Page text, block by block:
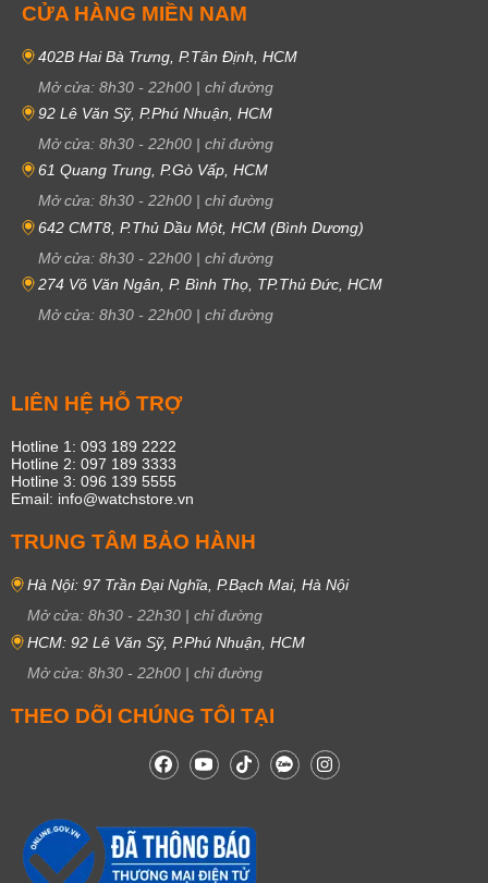
CỬA HÀNG MIỀN NAM
402B Hai Bà Trưng, P.Tân Định, HCM
Mở cửa: 8h30 - 22h00 | chỉ đường
92 Lê Văn Sỹ, P.Phú Nhuận, HCM
Mở cửa: 8h30 - 22h00 | chỉ đường
61 Quang Trung, P.Gò Vấp, HCM
Mở cửa: 8h30 - 22h00 | chỉ đường
642 CMT8, P.Thủ Dầu Một, HCM (Bình Dương)
Mở cửa: 8h30 - 22h00 | chỉ đường
274 Võ Văn Ngân, P. Bình Thọ, TP.Thủ Đức, HCM
Mở cửa: 8h30 - 22h00 | chỉ đường
LIÊN HỆ HỖ TRỢ
Hotline 1: 093 189 2222
Hotline 2: 097 189 3333
Hotline 3: 096 139 5555
Email: info@watchstore.vn
TRUNG TÂM BẢO HÀNH
Hà Nội: 97 Trần Đại Nghĩa, P.Bạch Mai, Hà Nội
Mở cửa: 8h30 - 22h30 | chỉ đường
HCM: 92 Lê Văn Sỹ, P.Phú Nhuận, HCM
Mở cửa: 8h30 - 22h00 | chỉ đường
THEO DÕI CHÚNG TÔI TẠI